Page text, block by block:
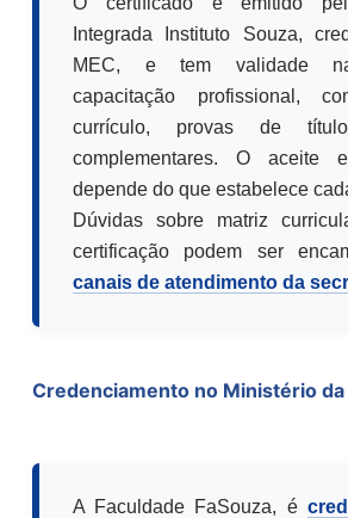
Integrada Instituto Souza,
MEC, e tem validade
capacitação profissional,
currículo, provas de
complementares. O aceite
depende do que estabelece
Dúvidas sobre matriz
certificação podem ser
canais de atendimento da
Credenciamento no Ministério da
A Faculdade FaSouza, é